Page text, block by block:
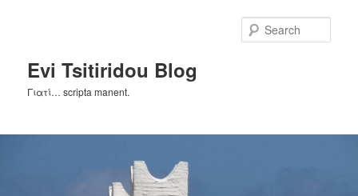
Evi Tsitiridou Blog
Γιατί… scripta manent.